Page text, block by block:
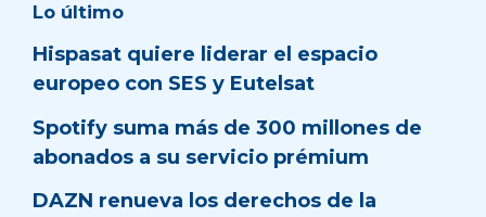
Lo último
Hispasat quiere liderar el espacio
europeo con SES y Eutelsat
Spotify suma más de 300 millones de
abonados a su servicio prémium
DAZN renueva los derechos de la